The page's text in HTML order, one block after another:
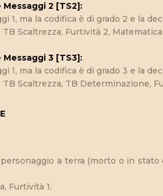
2 [TS2]:
1, ma la codifica è di grado 2 e la
Scaltrezza, Furtività 2, Matematica
3 [TS3]:
1, ma la codifica è di grado 3 e la
Scaltrezza, TB Determinazione,
a terra (morto o in
Furtività 1.